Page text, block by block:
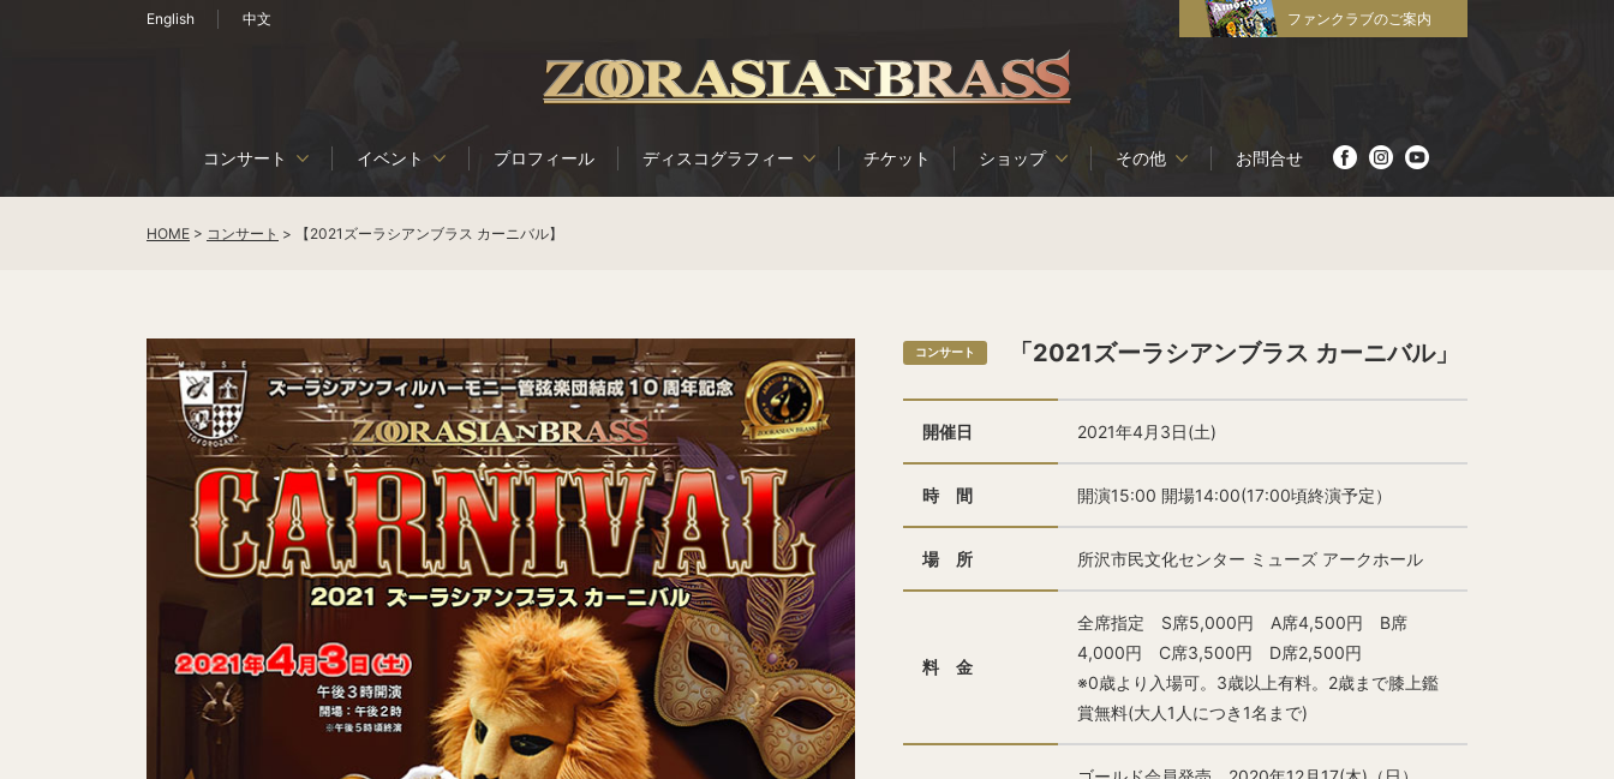
English 中文 ファンクラブのご案内
コンサート イベント プロフィール ディスコグラフィー チケット ショップ その他 お問合せ
HOME > コンサート > 【2021ズーラシアンブラス カーニバル】
コンサート 「2021ズーラシアンブラス カーニバル」
開催日 2021年4月3日(土)
時 間 開演15:00 開場14:00(17:00頃終演予定）
場 所 所沢市民文化センター ミューズ アークホール
料 金
全席指定 S席5,000円 A席4,500円 B席
4,000円 C席3,500円 D席2,500円
※0歳より入場可。3歳以上有料。2歳まで膝上鑑
賞無料(大人1人につき1名まで)